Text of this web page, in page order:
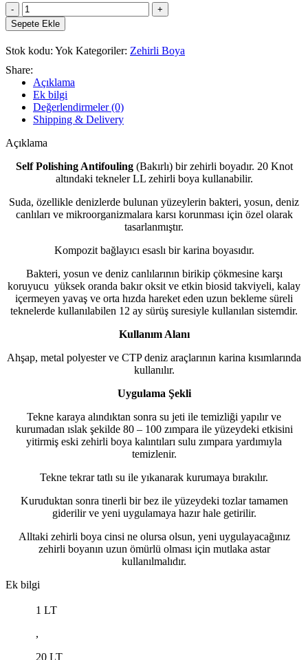
DEMARİN
Antifouling
LL
Zehir
Boya
adet
Sepete Ekle
Stok kodu: Yok Kategoriler: Zehirli Boya
Share:
Açıklama
Ek bilgi
Değerlendirmeler (0)
Shipping & Delivery
Açıklama
Self Polishing Antifouling(Bakırlı) bir zehirli boyadır. 20 Knot
altındaki tekneler LL zehirli boya kullanabilir.
Suda, özellikle denizlerde bulunan yüzeylerin bakteri, yosun, deniz
canlıları ve mikroorganizmalara karsı korunması için özel olarak
tasarlanmıştır.
Kompozit bağlayıcı esaslı bir karina boyasıdır.
Bakteri, yosun ve deniz canlılarının birikip çökmesine karşı
koruyucu yüksek oranda bakır oksit ve etkin biosid takviyeli, kalay
içermeyen yavaş ve orta hızda hareket eden uzun bekleme süreli
teknelerde kullanılabilen 12 ay sürüş suresiyle kullanılan sistemdir.
Kullanım Alanı
Ahşap, metal polyester ve CTP deniz araçlarının karina kısımlarında
kullanılır.
Uygulama Şekli
Tekne karaya alındıktan sonra su jeti ile temizliği yapılır ve
kurumadan ıslak şekilde 80 – 100 zımpara ile yüzeydeki etkisini
yitirmiş eski zehirli boya kalıntıları sulu zımpara yardımıyla
temizlenir.
Tekne tekrar tatlı su ile yıkanarak kurumaya bırakılır.
Kuruduktan sonra tinerli bir bez ile yüzeydeki tozlar tamamen
giderilir ve yeni uygulamaya hazır hale getirilir.
Alltaki zehirli boya cinsi ne olursa olsun, yeni uygulayacağınız
zehirli boyanın uzun ömürlü olması için mutlaka astar
kullanılmalıdır.
Ek bilgi
1 LT
,
20 LT